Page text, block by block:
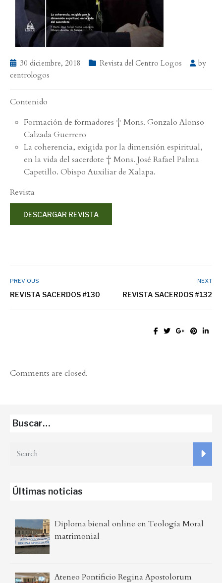
30 diciembre, 2018 Revista del Centro Logos
by
centrologos
Contenido
Formación de formadores † Mons. Gonzalo Alonso
Calzada Guerrero
La coherencia, exigida por la dimensión espiritual,
en la vida del sacerdote † Mons. José Rafael Palma
Capetillo. Obispo Auxiliar de Xalapa.
Revista
DESCARGAR REVISTA
PREVIOUS
REVISTA SACERDOS #130
NEXT
REVISTA SACERDOS #132
Comments are closed.
Buscar…
Últimas noticias
Diploma bienal online en Teología Moral
matrimonial
Ateneo Pontificio Regina Apostolorum